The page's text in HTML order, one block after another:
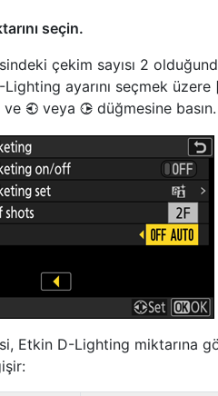
seçin.
çekim sayısı 2
ayarını seçmek
ve 4 veya 2 düğmesine basın.
Etkin D-Lighting miktarına